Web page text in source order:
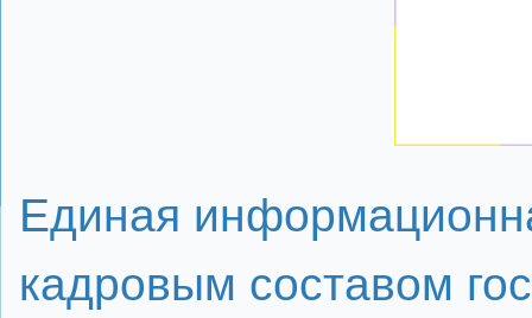
Единая
кадровым составом